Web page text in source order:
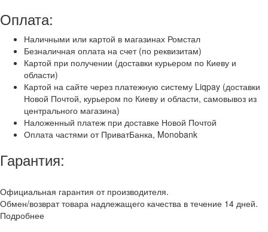
Оплата:
Наличными или картой в магазинах Ромстал
Безналичная оплата на счет (по реквизитам)
Картой при получении (доставки курьером по Киеву и
области)
Картой на сайте через платежную систему Liqpay (доставки
Новой Почтой, курьером по Киеву и области, самовывоз из
центрального магазина)
Наложенный платеж при доставке Новой Почтой
Оплата частями от ПриватБанка, Monobank
Гарантия:
Официальная гарантия от производителя.
Обмен/возврат товара надлежащего качества в течение 14 дней.
Подробнее